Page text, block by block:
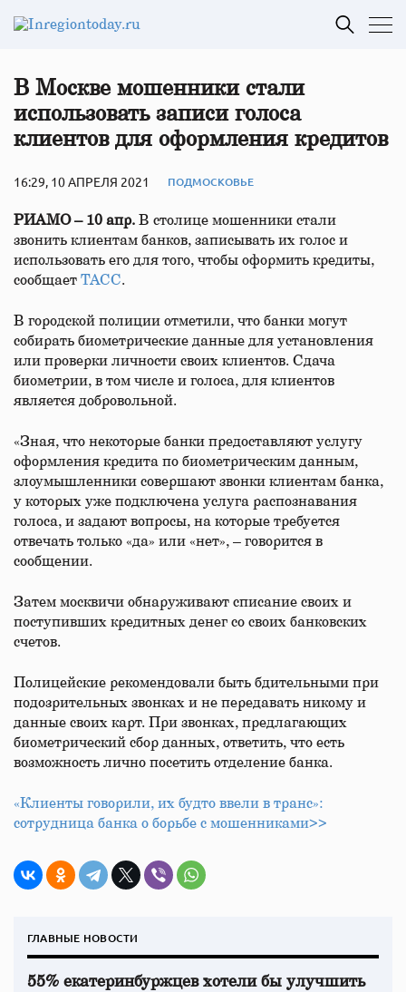
В Москве мошенники стали
использовать записи голоса
клиентов для оформления кредитов
16:29, 10 АПРЕЛЯ 2021 ПОДМОСКОВЬЕ
РИАМО – 10 апр. В столице мошенники стали
звонить клиентам банков, записывать их голос и
использовать его для того, чтобы оформить кредиты,
сообщает ТАСС.
В городской полиции отметили, что банки могут
собирать биометрические данные для установления
или проверки личности своих клиентов. Сдача
биометрии, в том числе и голоса, для клиентов
является добровольной.
«Зная, что некоторые банки предоставляют услугу
оформления кредита по биометрическим данным,
злоумышленники совершают звонки клиентам банка,
у которых уже подключена услуга распознавания
голоса, и задают вопросы, на которые требуется
отвечать только «да» или «нет», – говорится в
сообщении.
Затем москвичи обнаруживают списание своих и
поступивших кредитных денег со своих банковских
счетов.
Полицейские рекомендовали быть бдительными при
подозрительных звонках и не передавать никому и
данные своих карт. При звонках, предлагающих
биометрический сбор данных, ответить, что есть
возможность лично посетить отделение банка.
«Клиенты говорили, их будто ввели в транс»:
сотрудница банка о борьбе с мошенниками>>
ГЛАВНЫЕ НОВОСТИ
55% екатеринбуржцев хотели бы улучшить